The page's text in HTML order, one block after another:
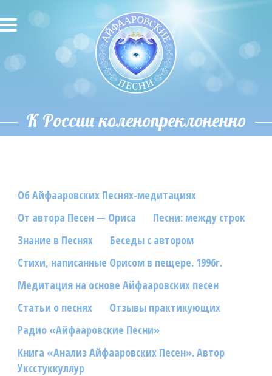
О песнях
Исполнители
Новости
Скачать
Контакты
Фотогалерея
In English
Видео
Ииссиидиология
К России коленопреклоненно
Об Айфааровских Песнях-медитациях
От автора Песен — Ориса
Песни: между строк
Знание в Песнях
Беседы с автором
Стихи, написанные Орисом в пещере. 1996г.
Медитация на основе Айфааровских песен
Статьи о песнях
Отзывы практикующих
Радио «Айфааровские Песни»
Книга «Анализ Айфааровских Песен». Автор
Уксстуккуллур